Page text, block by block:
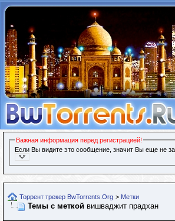
Важная информация перед регистрацией!
Если Вы видите это сообщение, значит Вы еще не
Торрент трекер BwTorrents.Org > Метки
Темы с меткой вишваджит прадхан